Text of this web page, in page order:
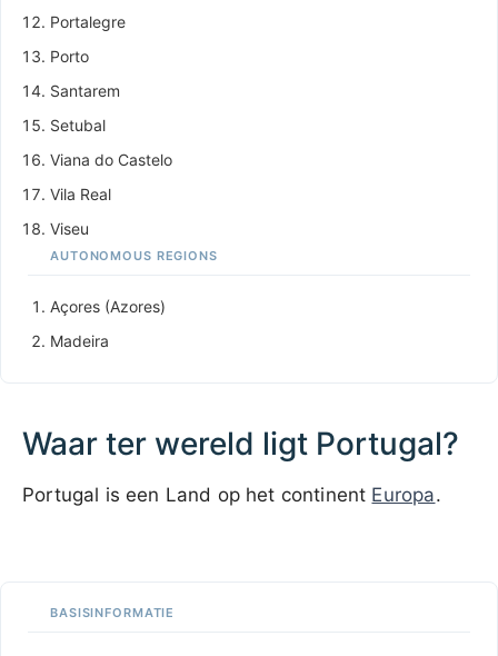
Portalegre
Porto
Santarem
Setubal
Viana do Castelo
Vila Real
Viseu
AUTONOMOUS REGIONS
Açores (Azores)
Madeira
Waar ter wereld ligt Portugal?
Portugal is een Land op het continent Europa.
100 km / 62.1 mi
BASISINFORMATIE